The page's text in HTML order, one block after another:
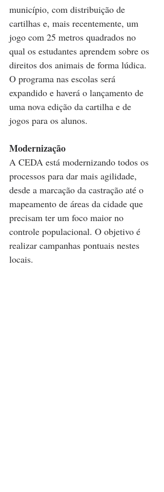
município, com distribuição de
cartilhas e, mais recentemente, um
jogo com 25 metros quadrados no
qual os estudantes aprendem sobre os
direitos dos animais de forma lúdica.
O programa nas escolas será
expandido e haverá o lançamento de
uma nova edição da cartilha e de
jogos para os alunos.
Modernização
A CEDA está modernizando todos os
processos para dar mais agilidade,
desde a marcação da castração até o
mapeamento de áreas da cidade que
precisam ter um foco maior no
controle populacional. O objetivo é
realizar campanhas pontuais nestes
locais.